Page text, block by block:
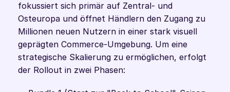
fokussiert sich primär auf Zentral- und
Osteuropa und öffnet Händlern den Zugang zu
Millionen neuen Nutzern in einer stark visuell
geprägten Commerce-Umgebung. Um eine
strategische Skalierung zu ermöglichen, erfolgt
der Rollout in zwei Phasen: